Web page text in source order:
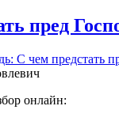
пред
С чем предстать
онлайн: